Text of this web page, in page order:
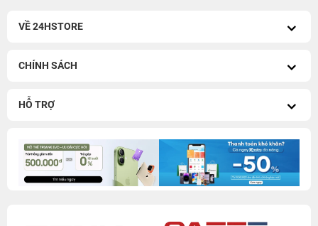
VỀ 24HSTORE
CHÍNH SÁCH
HỖ TRỢ